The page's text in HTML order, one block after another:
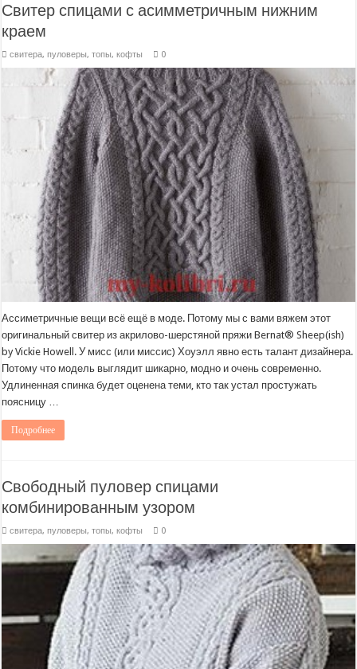
Свитер спицами с асимметричным нижним
краем
свитера, пуловеры, топы, кофты 0
Ассиметричные вещи всё ещё в моде. Потому мы с вами вяжем этот
оригинальный свитер из акрилово-шерстяной пряжи Bernat® Sheep(ish)
by Vickie Howell. У мисс (или миссис) Хоуэлл явно есть талант дизайнера.
Потому что модель выглядит шикарно, модно и очень современно.
Удлиненная спинка будет оценена теми, кто так устал простужать
поясницу …
Подробнее
Свободный пуловер спицами
комбинированным узором
свитера, пуловеры, топы, кофты 0